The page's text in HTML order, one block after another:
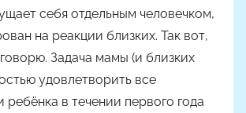
себя отдельным человечком,
на реакции близких. Так вот,
Задача мамы (и близких
удовлетворить все
ребёнка в течении первого года